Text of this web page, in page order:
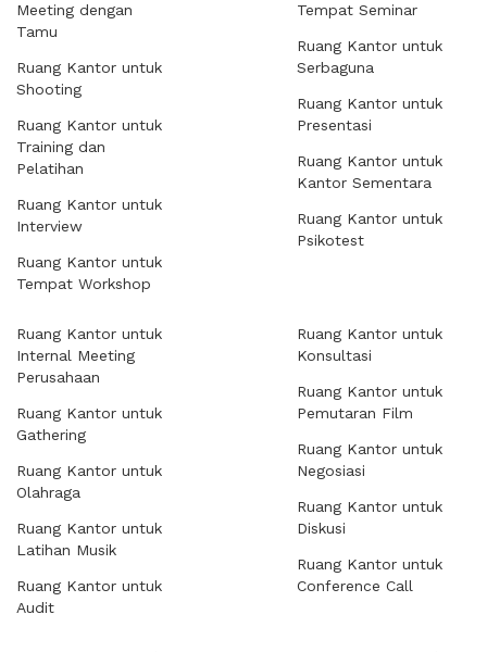
Meeting dengan
Tamu
Ruang Kantor untuk
Shooting
Ruang Kantor untuk
Training dan
Pelatihan
Ruang Kantor untuk
Interview
Ruang Kantor untuk
Tempat Workshop
Tempat Seminar
Ruang Kantor untuk
Serbaguna
Ruang Kantor untuk
Presentasi
Ruang Kantor untuk
Kantor Sementara
Ruang Kantor untuk
Psikotest
Ruang Kantor untuk
Internal Meeting
Perusahaan
Ruang Kantor untuk
Gathering
Ruang Kantor untuk
Olahraga
Ruang Kantor untuk
Latihan Musik
Ruang Kantor untuk
Audit
Ruang Kantor untuk
Konsultasi
Ruang Kantor untuk
Pemutaran Film
Ruang Kantor untuk
Negosiasi
Ruang Kantor untuk
Diskusi
Ruang Kantor untuk
Conference Call